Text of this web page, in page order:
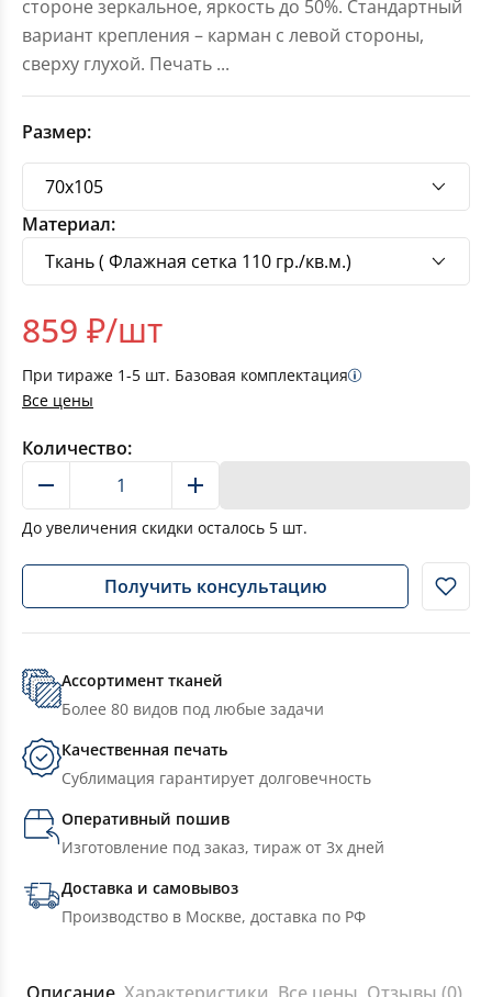
стороне зеркальное, яркость до 50%. Стандартный
вариант крепления – карман с левой стороны,
сверху глухой. Печать ...
Размер:
Материал:
859 ₽/шт
При тираже 1-5 шт. Базовая комплектация
Все цены
Количество:
До увеличения скидки осталось 5 шт.
Получить консультацию
Ассортимент тканей
Более 80 видов под любые задачи
Качественная печать
Сублимация гарантирует долговечность
Оперативный пошив
Изготовление под заказ, тираж от 3х дней
Доставка и самовывоз
Производство в Москве, доставка по РФ